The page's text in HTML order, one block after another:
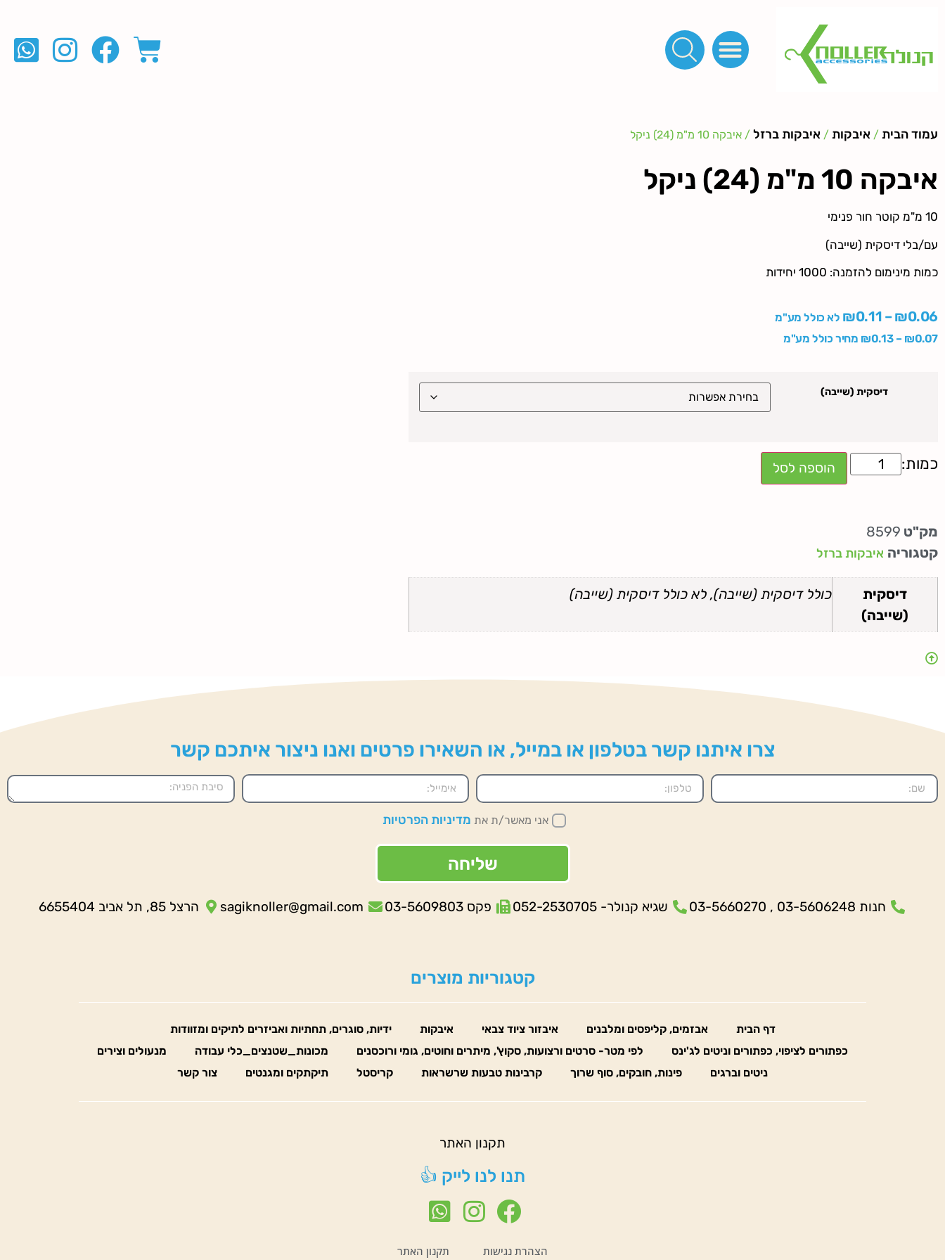
עמוד הבית / איבקות / איבקות ברזל / איבקה 10 מ"מ (24) ניקל
איבקה 10 מ"מ (24) ניקל
10 מ"מ קוטר חור פנימי
עם/בלי דיסקית (שייבה)
כמות מינימום להזמנה: 1000 יחידות
₪0.06
–
₪0.11
לא כולל מע"מ
₪0.07
–
₪0.13 מחיר כולל מע"מ
דיסקית (שייבה)
הוספה לסל
מק"ט 8599
קטגוריה איבקות ברזל
דיסקית
(שייבה)
כולל דיסקית (שייבה), לא כולל דיסקית (שייבה)
צרו איתנו קשר בטלפון או במייל, או השאירו פרטים ואנו ניצור איתכם קשר
אני מאשר/ת את מדיניות הפרטיות
שליחה
חנות 03-5606248 , 03-5660270 שגיא קנולר- 052-2530705 פקס 03-5609803 sagiknoller@gmail.com הרצל 85, תל אביב 6655404
קטגוריות מוצרים
דף הבית אבזמים, קליפסים ומלבנים איבזור ציוד צבאי איבקות
ידיות, סוגרים, תחתיות ואביזרים לתיקים ומזוודות
כפתורים לציפוי, כפתורים וניטים לג'ינס
לפי מטר- סרטים ורצועות, סקוץ', מיתרים וחוטים, גומי ורוכסנים מכונות_שטנצים_כלי עבודה
מנעולים וצירים
ניטים וברגים
פינות, חובקים, סוף שרוך קרבינות טבעות שרשראות קריסטל תיקתקים ומגנטים צור קשר
תקנון האתר
תנו לנו לייק 👍
הצהרת נגישות תקנון האתר